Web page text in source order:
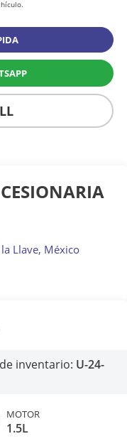
Llave, México
inventario: U-24-
MOTOR
1.5L